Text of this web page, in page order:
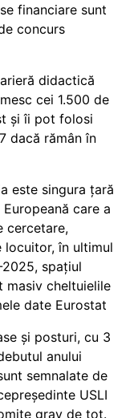
financiare sunt
concurs
didactică
cei 1.500 de
și îi pot folosi
dacă rămân în
este singura țară
care a
cercetare,
locuitor, în ultimul
spațiul
masiv cheltuielile
date Eurostat
și posturi, cu 3
anului
semnalate de
USLI
grav de tot.